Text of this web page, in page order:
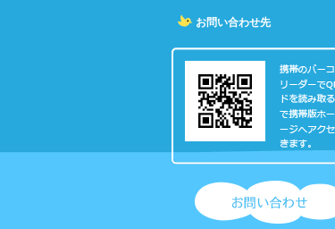
お問い合わせ先